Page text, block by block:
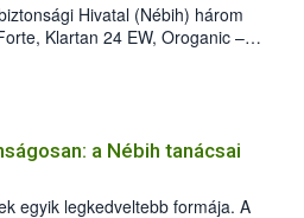
Hivatal (Nébih) három
Klartan 24 EW, Oroganic –
így azok a szüretet követően,
91) stádiumáig
a károsító elleni további
kis kiszerelésben kiskerti
és ökológiai termesztésben is
a Nébih tanácsai
egyik legkedveltebb formája. A